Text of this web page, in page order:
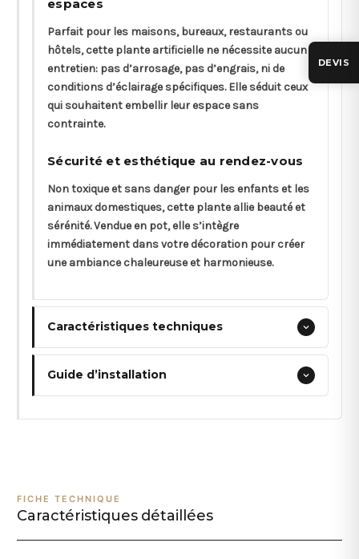
espaces
Parfait pour les maisons, bureaux, restaurants ou
hôtels, cette plante artificielle ne nécessite aucun
entretien: pas d’arrosage, pas d’engrais, ni de
conditions d’éclairage spécifiques. Elle séduit ceux
qui souhaitent embellir leur espace sans
contrainte.
Sécurité et esthétique au rendez-vous
Non toxique et sans danger pour les enfants et les
animaux domestiques, cette plante allie beauté et
sérénité. Vendue en pot, elle s’intègre
immédiatement dans votre décoration pour créer
une ambiance chaleureuse et harmonieuse.
Caractéristiques techniques
Guide d’installation
FICHE TECHNIQUE
Caractéristiques détaillées
DEVIS